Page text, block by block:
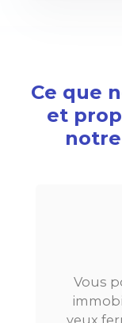
Ce que
et
Vous
yeux